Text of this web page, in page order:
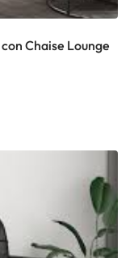
Chaise Lounge